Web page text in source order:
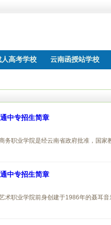
高考学校 云南函授站学校
中专招生简章
务职业学院是经云南省政府批准，国家
中专招生简章
术职业学院前身创建于1986年的聂耳